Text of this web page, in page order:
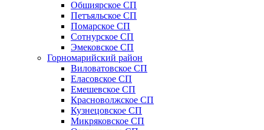
Обшиярское СП
Петъяльское СП
Помарское СП
Сотнурское СП
Эмековское СП
Горномарийский район
Виловатовское СП
Еласовское СП
Емешевское СП
Красноволжское СП
Кузнецовское СП
Микряковское СП